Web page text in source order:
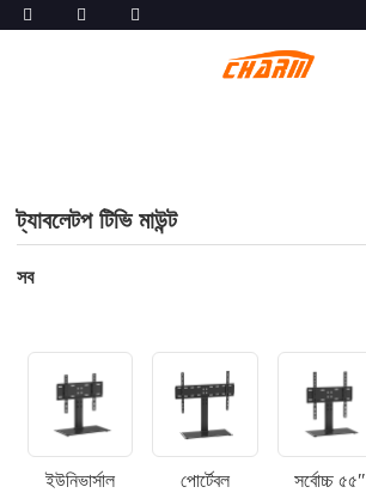
ট্যাবলেটপ টিভি মাউন্ট
সব
ইউনিভার্সাল
পোর্টেবল
সর্বোচ্চ ৫৫″